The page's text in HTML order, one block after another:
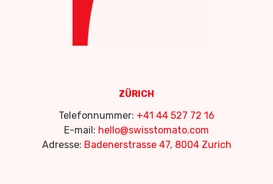
ZÜRICH
Telefonnummer: +41 44 527 72 16
E-mail: hello@swisstomato.com
Adresse: Badenerstrasse 47, 8004 Zurich